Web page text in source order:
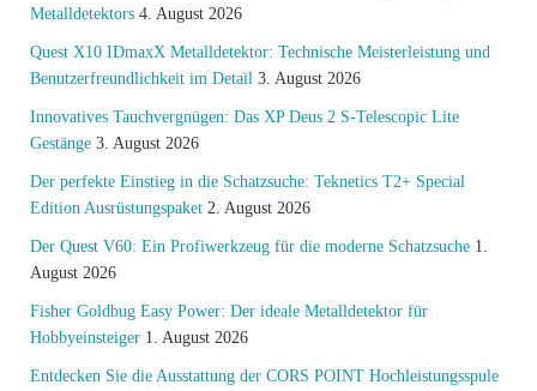
Metalldetektors 4. August 2026
Quest X10 IDmaxX Metalldetektor: Technische Meisterleistung und
Benutzerfreundlichkeit im Detail 3. August 2026
Innovatives Tauchvergnügen: Das XP Deus 2 S-Telescopic Lite
Gestänge 3. August 2026
Der perfekte Einstieg in die Schatzsuche: Teknetics T2+ Special
Edition Ausrüstungspaket 2. August 2026
Der Quest V60: Ein Profiwerkzeug für die moderne Schatzsuche 1.
August 2026
Fisher Goldbug Easy Power: Der ideale Metalldetektor für
Hobbyeinsteiger 1. August 2026
Entdecken Sie die Ausstattung der CORS POINT Hochleistungsspule